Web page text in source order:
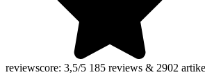
reviewscore: 3,5/5 185 reviews & 2902